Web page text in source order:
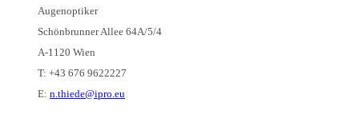
Augenoptiker
Schönbrunner Allee 64A/5/4
A-1120 Wien
T: +43 676 9622227
E: n.thiede@ipro.eu